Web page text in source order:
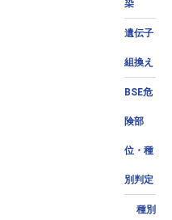
染
遺伝子
組換え
BSE危
険部
位・種
別判定
種別